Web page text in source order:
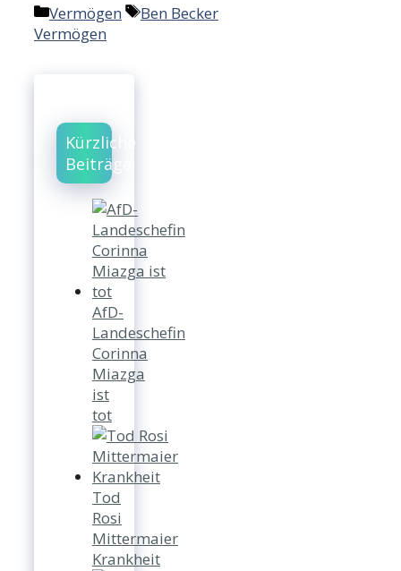
Categories
Vermögen Tags
Ben Becker
Vermögen
Kürzliche
Beiträge
AfD-
Landeschefin
Corinna
Miazga
ist
tot
Tod
Rosi
Mittermaier
Krankheit